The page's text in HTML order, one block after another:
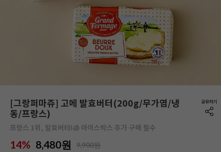
[그랑퍼마쥬] 고메 발효버터(200g/무가염/냉
동/프랑스)
프랑스 1위, 발효버터!🧊 아이스박스 추가 구매 필수
14% 8,480원 9,900원